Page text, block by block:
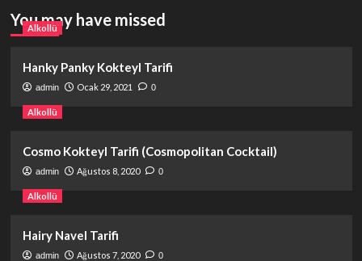
You may have missed
Alkollü
Hanky Panky Kokteyl Tarifi
admin Ocak 29, 2021 0
Alkollü
Cosmo Kokteyl Tarifi (Cosmopolitan Cocktail)
admin Ağustos 8, 2020 0
Alkollü
Hairy Navel Tarifi
admin Ağustos 7, 2020 0